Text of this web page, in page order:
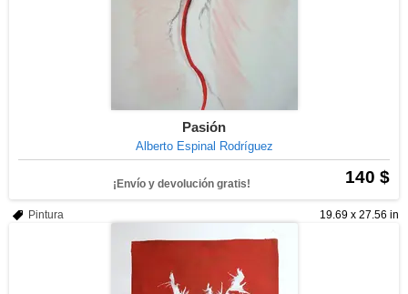
Pasión
Alberto Espinal Rodríguez
140 $
¡Envío y devolución gratis!
19.69 x 27.56 in
Pintura